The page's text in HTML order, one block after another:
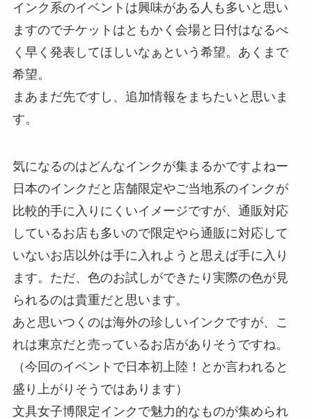
インク系のイベントは興味がある人も多いと思い
ますのでチケットはともかく会場と日付はなるべ
く早く発表してほしいなぁという希望。あくまで
希望。
まあまだ先ですし、追加情報をまちたいと思いま
す。
気になるのはどんなインクが集まるかですよねー
日本のインクだと店舗限定やご当地系のインクが
比較的手に入りにくいイメージですが、通販対応
しているお店も多いので限定やら通販に対応して
いないお店以外は手に入れようと思えば手に入り
ます。ただ、色のお試しができたり実際の色が見
られるのは貴重だと思います。
あと思いつくのは海外の珍しいインクですが、こ
れは東京だと売っているお店がありそうですね。
（今回のイベントで日本初上陸！とか言われると
盛り上がりそうではあります）
文具女子博限定インクで魅力的なものが集められ